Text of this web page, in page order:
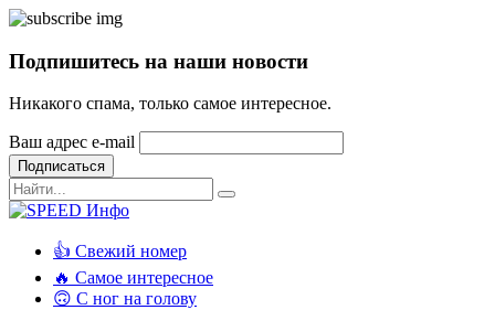
Подпишитесь на наши новости
Никакого спама, только самое интересное.
Ваш адрес e-mail
Подписаться
👍 Свежий номер
🔥 Самое интересное
🙃 С ног на голову